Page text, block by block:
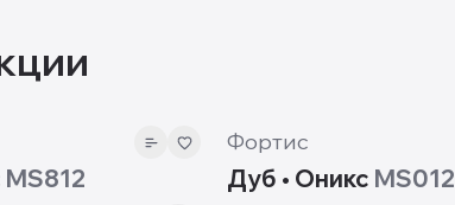
MS812
Фортис
Дуб • Оникс MS012